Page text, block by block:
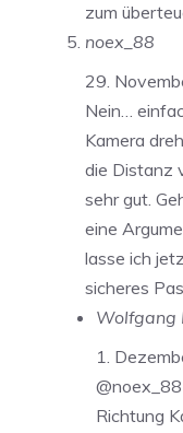
zum
noex_88
29.
Nein…
Kamera
die Distanz
sehr gut.
eine
lasse ich
sicheres
Wolfgang
1.
Richtung